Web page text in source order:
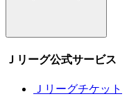
Ｊリーグ公式サービス
Ｊリーグチケット